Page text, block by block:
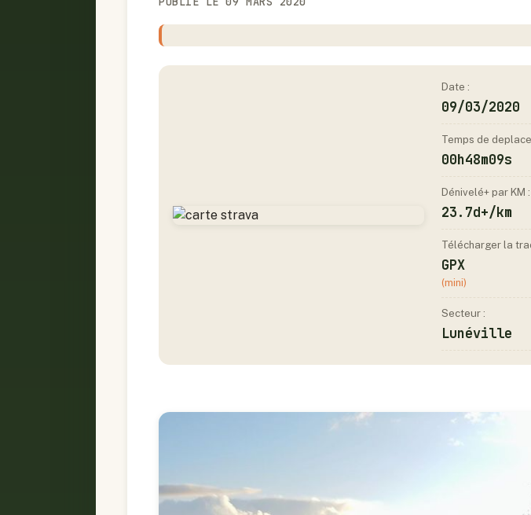
Date :
09/03/2020
Temps de
00h48m09s
Dénivelé+ par KM :
23.7d+/km
Télécharger la
GPX
(mini)
Secteur :
Lunéville